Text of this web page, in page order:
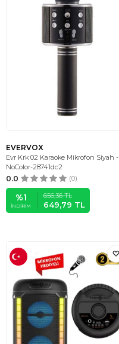
EVERVOX
Evr Krk 02 Karaoke Mikrofon Siyah -
NoColor-28741dc2
0.0 (0)
%1
İNDIRIM
656,36TL
649,79 TL